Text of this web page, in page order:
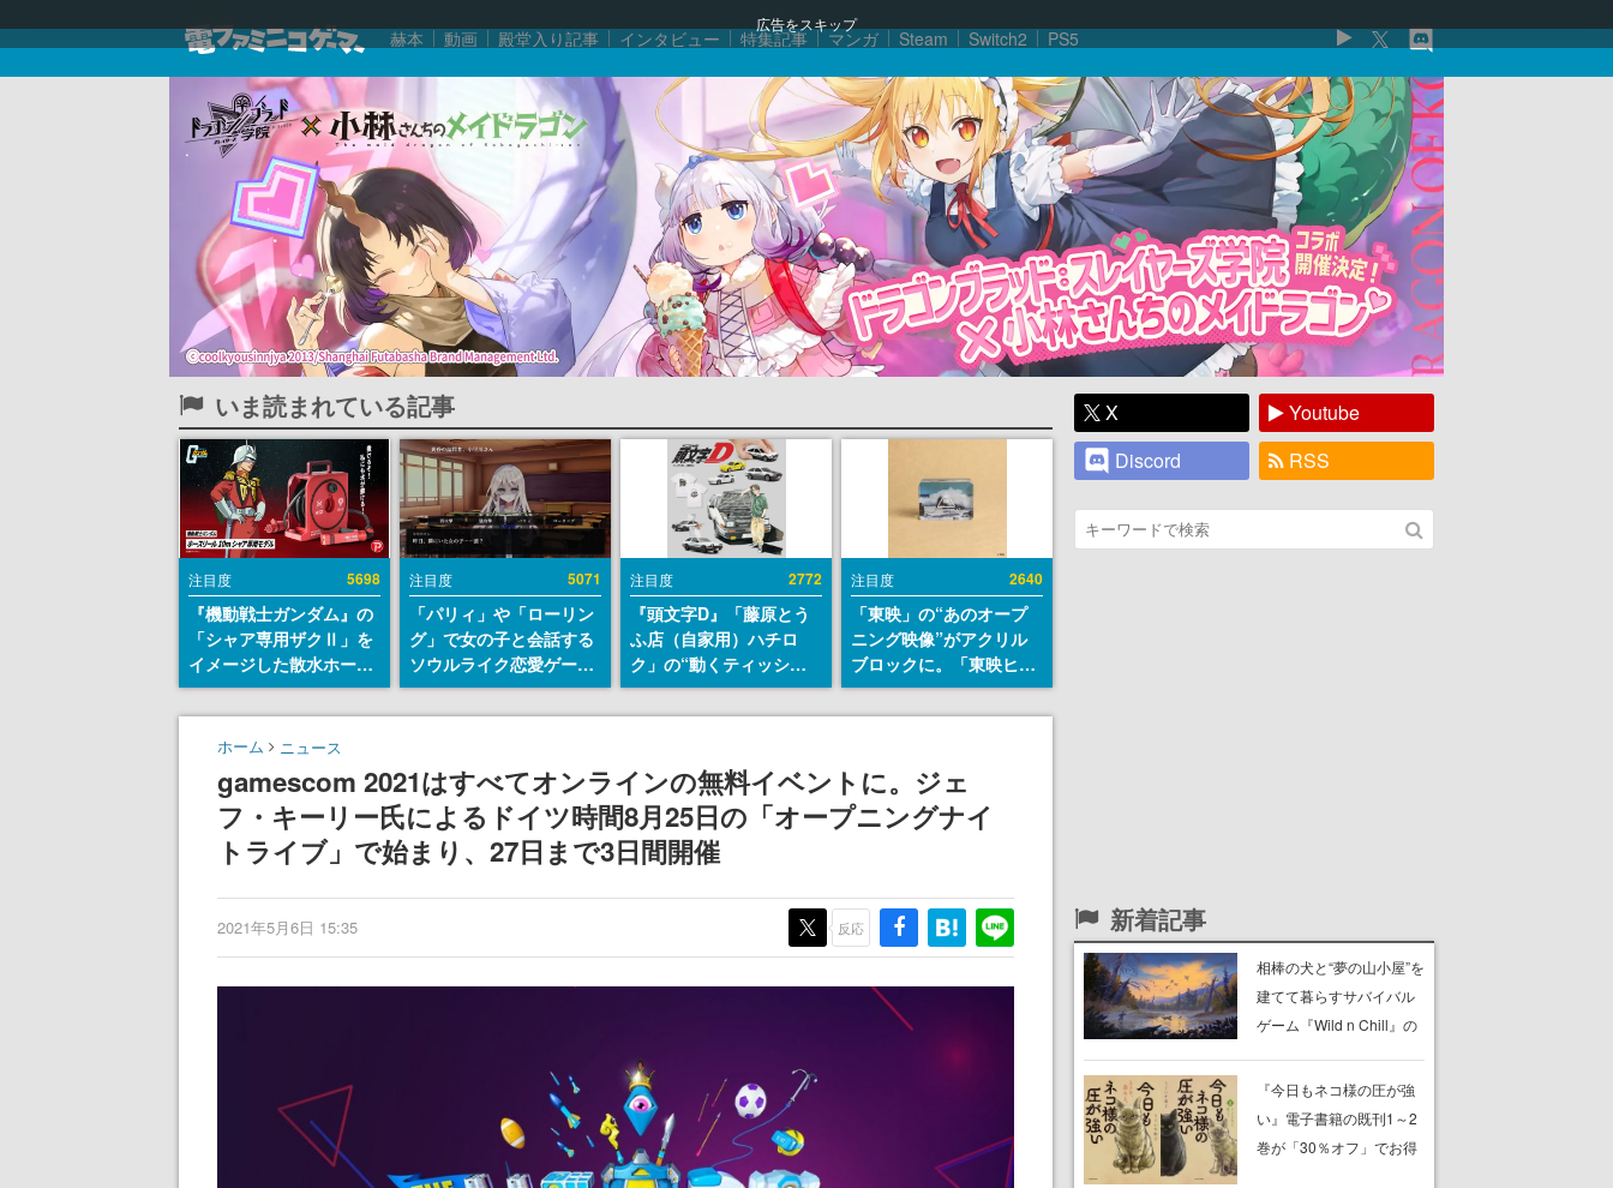
広告をスキップ
赫本 動画 殿堂入り記事 インタビュー 特集記事 マンガ Steam Switch2 PS5
いま読まれている記事
注目度 5698
『機動戦士ガンダム』の
「シャア専用ザクⅡ」を
イメージした散水ホース
リールが予約開始。本体
にはシャアのパーソナル
マークやジオン公国軍の
どを配置
注目度 5071
「パリィ」や「ローリン
グ」で女の子と会話する
ソウルライク恋愛ゲーム
『小早川さんはソウルラ
イク』無料公開。返事に
DIED」
注目度 2772
『頭文字D』「藤原とう
ふ店（自家用）ハチロ
ク」の“動くティッシュ
ケース”が買えるポップ
アップショップが開催
群馬の「イオンモール高
崎」にて、8月11日から8
月20日までの期間限定で
開催予定
注目度 2640
「東映」の“あのオープ
ニング映像”がアクリル
ブロックに。「東映ヒス
トリカル グッズコレクシ
ョン」が8月下旬より発
ホーム ニュース
gamescom 2021はすべてオンラインの無料イベントに。ジェ
フ・キーリー氏によるドイツ時間8月25日の「オープニングナイ
トライブ」で始まり、27日まで3日間開催
2021年5月6日 15:35 反応
X
Youtube
Discord
RSS
新着記事
相棒の犬と“夢の山小屋”を
建てて暮らすサバイバル
ゲーム『Wild n Chill』の
中。ドット絵の大自然
で、喧騒を忘れよう
『今日もネコ様の圧が強
い』電子書籍の既刊1～2
巻が「30％オフ」でお得